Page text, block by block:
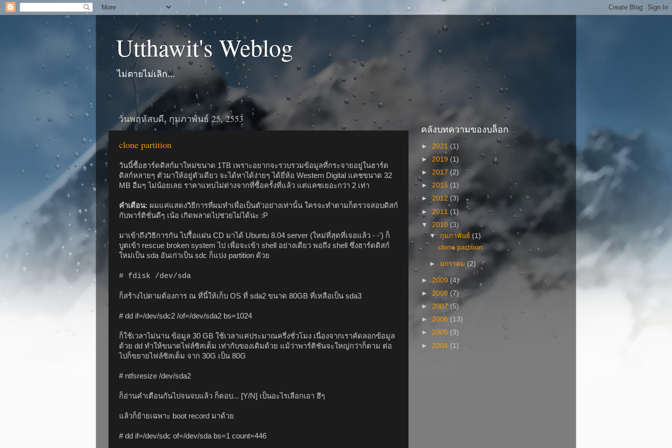
Utthawit's Weblog
ไม่ตายไม่เลิก...
วันพฤหัสบดี, กุมภาพันธ์ 25, 2553
clone partition
วันนี้ซื้อฮาร์ดดิสก์มาใหม่ขนาด 1TB เพราะอยากจะรวบรวมข้อมูลที่กระจายอยู่ในฮาร์ด
ดิสก์หลายๆ ตัวมาให้อยู่ตัวเดียว จะได้หาได้ง่ายๆ ได้ยี่ห้อ Western Digital แคชขนาด 32
MB อืมๆ ไม่น้อยเลย ราคาแทบไม่ต่างจากที่ซื้อครั้งที่แล้ว แต่แคชเยอะกว่า 2 เท่า
คำเตือน: ผมแค่แสดงวิธีการที่ผมทำเพื่อเป็นตัวอย่างเท่านั้น ใครจะทำตามก็ตรวจสอบดิสก์
กับพาร์ติชั่นดีๆ เน้อ เกิดพลาดไปช่วยไม่ได้น่ะ :P
มาเข้าถึงวิธิการกัน ไปรื้อแผ่น CD มาได้ Ubuntu 8.04 server (ใหม่ที่สุดที่เจอแล้ว - -') ก็
บูตเข้า rescue broken system ไป เพื่อจะเข้า shell อย่างเดียว พอถึง shell ซึ่งฮาร์ดดิสก์
ใหม่เป็น sda อันเก่าเป็น sdc ก็แบ่ง partition ด้วย
# fdisk /dev/sda
ก็สร้างไปตามต้องการ ณ ที่นี้ให้เก็บ OS ที่ sda2 ขนาด 80GB ที่เหลือเป็น sda3
# dd if=/dev/sdc2 /of=/dev/sda2 bs=1024
ก็ใช้เวลาไม่นาน ข้อมูล 30 GB ใช้เวลาแค่ประมาณครึ่งชั่วโมง เนื่องจากเราคัดลอกข้อมูล
ด้วย dd ทำให้ขนาดไฟล์ซิสเต็ม เท่ากับของเดิมด้วย แม้ว่าพาร์ติชันจะใหญ่กว่าก็ตาม ต่อ
ไปก็ขยายไฟล์ซิสเต็ม จาก 30G เป็น 80G
# ntfsresize /dev/sda2
ก็อ่านคำเตือนกันไปจนจบแล้ว ก็ตอบ... [Y/N] เป็นอะไรเลือกเอา ฮึๆ
แล้วก็ย้ายเฉพาะ boot record มาด้วย
# dd if=/dev/sdc of=/dev/sda bs=1 count=446
คลังบทความของบล็อก
► 2021 (1)
► 2019 (1)
► 2017 (2)
► 2015 (1)
► 2012(3)
► 2011 (1)
▼ 2010 (3)
▼ กุมภาพันธ์(1)
clone partition
►มกราคม (2)
► 2009 (4)
► 2008 (7)
► 2007 (5)
► 2006 (13)
► 2005 (3)
► 2004 (1)